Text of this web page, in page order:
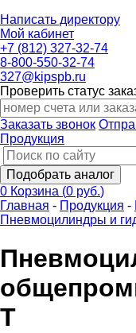
Написать директору
Мой кабинет
+7 (812) 327-32-74
8-800-550-32-74
327@kipspb.ru
Проверить статус
Заказать звонок
Продукция
Подобрать аналог
0 Корзина (0 руб.)
Главная - Продукция -
Пневмоцилиндры и
Т